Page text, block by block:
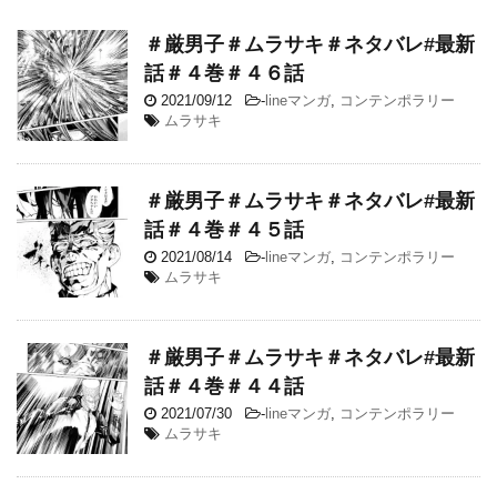
＃厳男子＃ムラサキ＃ネタバレ#最新
話＃４巻＃４６話
2021/09/12 - lineマンガ, コンテンポラリー
ムラサキ
＃厳男子＃ムラサキ＃ネタバレ#最新
話＃４巻＃４５話
2021/08/14 - lineマンガ, コンテンポラリー
ムラサキ
＃厳男子＃ムラサキ＃ネタバレ#最新
話＃４巻＃４４話
2021/07/30 - lineマンガ, コンテンポラリー
ムラサキ